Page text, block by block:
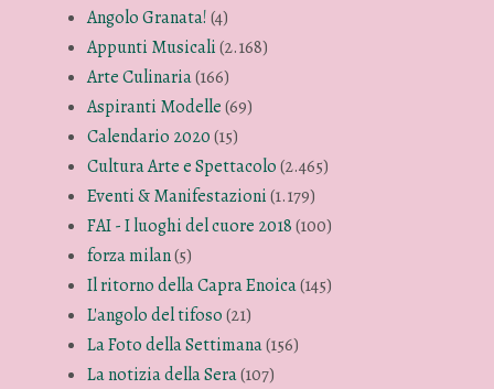
Angolo Granata!(4)
Appunti Musicali(2.168)
Arte Culinaria(166)
Aspiranti Modelle(69)
Calendario 2020(15)
Cultura Arte e Spettacolo(2.465)
Eventi & Manifestazioni(1.179)
FAI - I luoghi del cuore 2018(100)
forza milan(5)
Il ritorno della Capra Enoica(145)
L'angolo del tifoso(21)
La Foto della Settimana(156)
La notizia della Sera(107)